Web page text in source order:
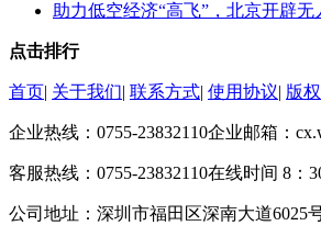
助力低空经济“高飞”，北京开辟
点击排行
首页| 关于我们| 联系方式| 使用协议| 版
企业热线：0755-23832110企业邮箱：
客服热线：0755-23832110在线时间 8：
公司地址：深圳市福田区深南大道6025